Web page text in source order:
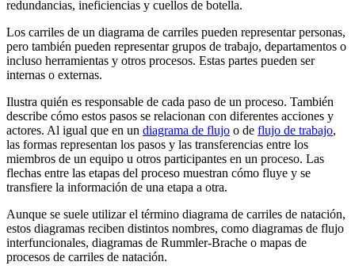
redundancias, ineficiencias y cuellos de botella.
Los carriles de un diagrama de carriles pueden representar personas,
pero también pueden representar grupos de trabajo, departamentos o
incluso herramientas y otros procesos. Estas partes pueden ser
internas o externas.
Ilustra quién es responsable de cada paso de un proceso. También
describe cómo estos pasos se relacionan con diferentes acciones y
actores. Al igual que en un diagrama de flujo o de flujo de trabajo,
las formas representan los pasos y las transferencias entre los
miembros de un equipo u otros participantes en un proceso. Las
flechas entre las etapas del proceso muestran cómo fluye y se
transfiere la información de una etapa a otra.
Aunque se suele utilizar el término diagrama de carriles de natación,
estos diagramas reciben distintos nombres, como diagramas de flujo
interfuncionales, diagramas de Rummler-Brache o mapas de
procesos de carriles de natación.